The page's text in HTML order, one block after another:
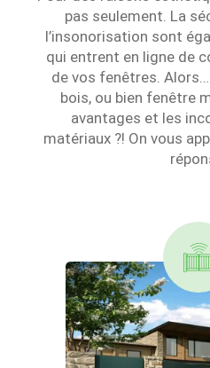
pas seulement. La
l’insonorisation sont
qui entrent en ligne de
de vos fenêtres. Alors…
bois, ou bien fenêtre
avantages et les
matériaux ?! On vous